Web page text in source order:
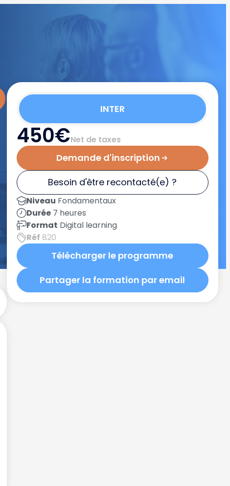
INTER
450€Net de taxes
Demande d'inscription
Besoin d'être recontacté(e) ?
Niveau Fondamentaux
Durée7 heures
Format Digital learning
Réf 820
Télécharger le programme
Partager la formation par email